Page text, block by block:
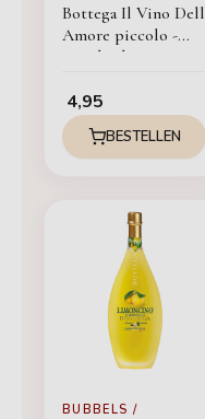
Bottega Il Vino Dell
Amore piccolo -
Moederdag
4,95
BESTELLEN
BUBBELS /